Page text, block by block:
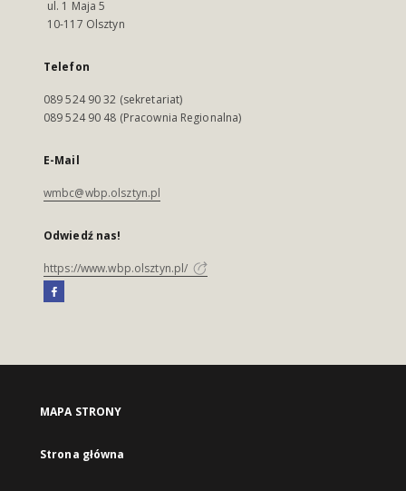
ul. 1 Maja 5
10-117 Olsztyn
Telefon
089 524 90 32 (sekretariat)
089 524 90 48 (Pracownia Regionalna)
E-Mail
wmbc@wbp.olsztyn.pl
Odwiedź nas!
https://www.wbp.olsztyn.pl/
MAPA STRONY
Strona główna